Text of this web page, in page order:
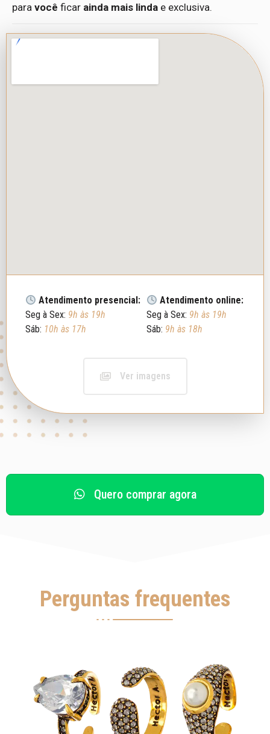
Atendimento presencial:
Seg à Sex: 9h às 19h
Sáb: 10h às 17h
Atendimento online:
Seg à Sex: 9h às 19h
Sáb: 9h às 18h
Ver imagens
para você ficar ainda mais linda e exclusiva.
Quero comprar agora
Perguntas frequentes